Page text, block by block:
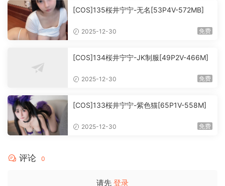
[COS]135桜井宁宁-无名[53P4V-572MB]
2025-12-30 免费
[COS]134桜井宁宁-JK制服[49P2V-466M]
2025-12-30 免费
[COS]133桜井宁宁-紫色猫[65P1V-558M]
2025-12-30 免费
评论 0
请先 登录